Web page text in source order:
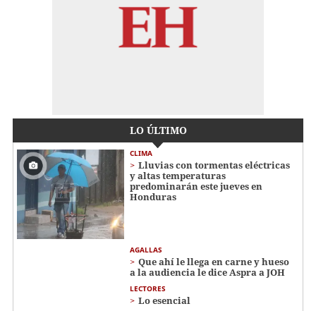
LO ÚLTIMO
CLIMA
Lluvias con tormentas eléctricas
y altas temperaturas
predominarán este jueves en
Honduras
AGALLAS
Que ahí le llega en carne y hueso
a la audiencia le dice Aspra a JOH
LECTORES
Lo esencial